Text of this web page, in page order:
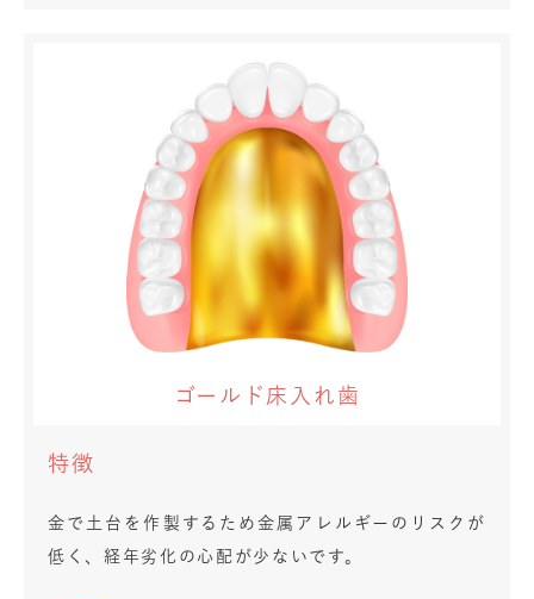
ゴールド床入れ歯
特徴
金で土台を作製するため金属アレルギーのリスクが
低く、経年劣化の心配が少ないです。